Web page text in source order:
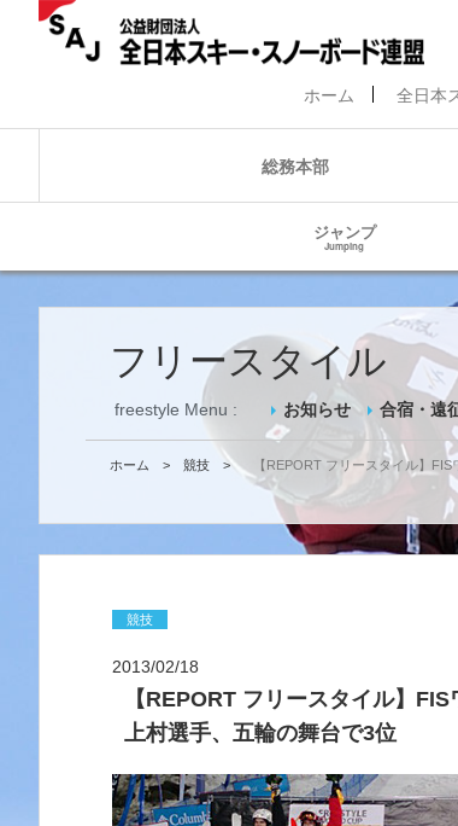
ホーム 全日本
総務本部
ジャンプ
Jumping
フリースタイル
freestyle Menu : お知らせ 合宿・遠
ホーム > 競技 > 【REPORT フリースタイル】
競技
2013/02/18
【REPORT フリースタイル】
上村選手、五輪の舞台で3位